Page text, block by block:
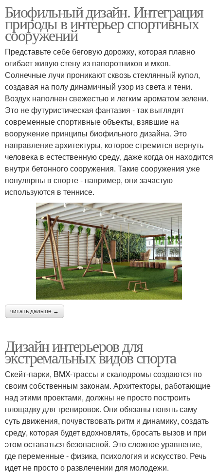
Биофильный дизайн. Интеграция
природы в интерьер спортивных
сооружений
Представьте себе беговую дорожку, которая плавно
огибает живую стену из папоротников и мхов.
Солнечные лучи проникают сквозь стеклянный купол,
создавая на полу динамичный узор из света и тени.
Воздух наполнен свежестью и легким ароматом зелени.
Это не футуристическая фантазия - так выглядят
современные спортивные объекты, взявшие на
вооружение принципы биофильного дизайна. Это
направление архитектуры, которое стремится вернуть
человека в естественную среду, даже когда он находится
внутри бетонного сооружения. Такие сооружения уже
популярны в спорте - например, они зачастую
используются в теннисе.
читать дальше →
Дизайн интерьеров для
экстремальных видов спорта
Скейт-парки, BMX-трассы и скалодромы создаются по
своим собственным законам. Архитекторы, работающие
над этими проектами, должны не просто построить
площадку для тренировок. Они обязаны понять саму
суть движения, почувствовать ритм и динамику, создать
среду, которая будет вдохновлять, бросать вызов и при
этом оставаться безопасной. Это сложное уравнение,
где переменные - физика, психология и искусство. Речь
идет не просто о развлечении для молодежи.